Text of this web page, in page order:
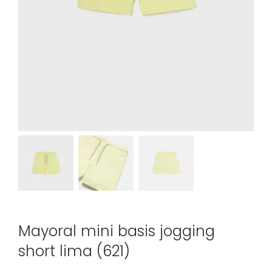
Mayoral mini basis jogging
short lima (621)